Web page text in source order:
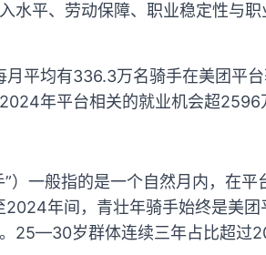
水平、劳动保障、职业稳定性与
月平均有336.3万名骑手在美团平
年平台相关的就业机会超2596
）一般指的是一个自然月内，在
年间，青壮年骑手始终是美
25—30岁群体连续三年占比超过